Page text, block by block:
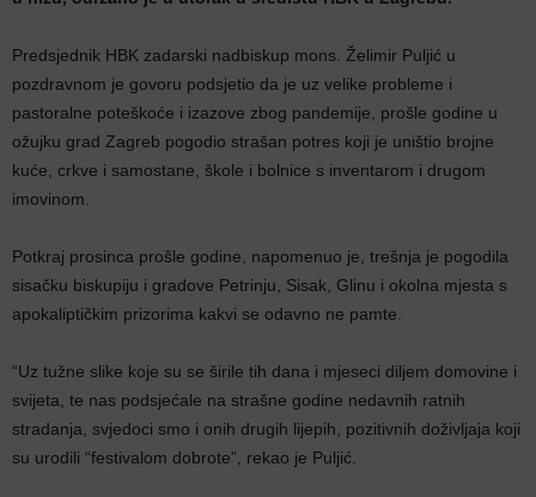
Predsjednik HBK zadarski nadbiskup mons. Želimir Puljić u
pozdravnom je govoru podsjetio da je uz velike probleme i
pastoralne poteškoće i izazove zbog pandemije, prošle godine u
ožujku grad Zagreb pogodio strašan potres koji je uništio brojne
kuće, crkve i samostane, škole i bolnice s inventarom i drugom
imovinom.
Potkraj prosinca prošle godine, napomenuo je, trešnja je pogodila
sisačku biskupiju i gradove Petrinju, Sisak, Glinu i okolna mjesta s
apokaliptičkim prizorima kakvi se odavno ne pamte.
“Uz tužne slike koje su se širile tih dana i mjeseci diljem domovine i
svijeta, te nas podsjećale na strašne godine nedavnih ratnih
stradanja, svjedoci smo i onih drugih lijepih, pozitivnih doživljaja koji
su urodili “festivalom dobrote”, rekao je Puljić.